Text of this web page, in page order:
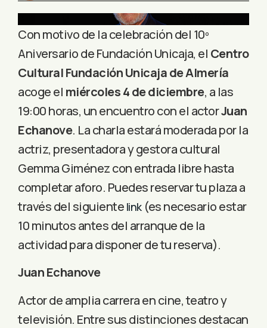
Con motivo de la celebración del 10º
Aniversario de Fundación Unicaja, el Centro
Cultural Fundación Unicaja de Almería
acoge el miércoles 4 de diciembre, a las
19:00 horas, un encuentro con el actorJuan
Echanove. La charla estará moderada por la
actriz, presentadora y gestora cultural
Gemma Giménez con entrada libre hasta
completar aforo. Puedes reservar tu plaza a
través del siguiente link(es necesario estar
10 minutos antes del arranque de la
actividad para disponer de tu reserva).
Juan Echanove
Actor de amplia carrera en cine, teatro y
televisión. Entre sus distinciones destacan